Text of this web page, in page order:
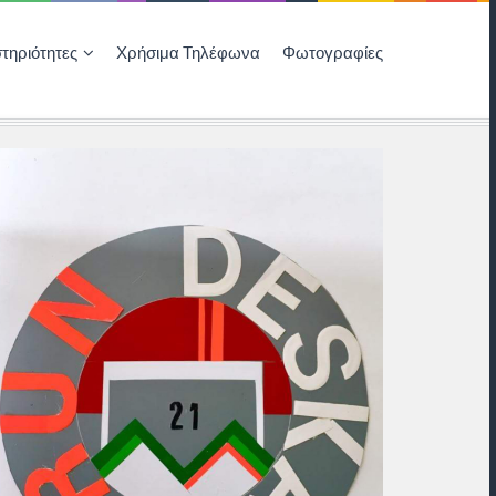
Χρήσιμα Τηλέφωνα Φωτογραφίες